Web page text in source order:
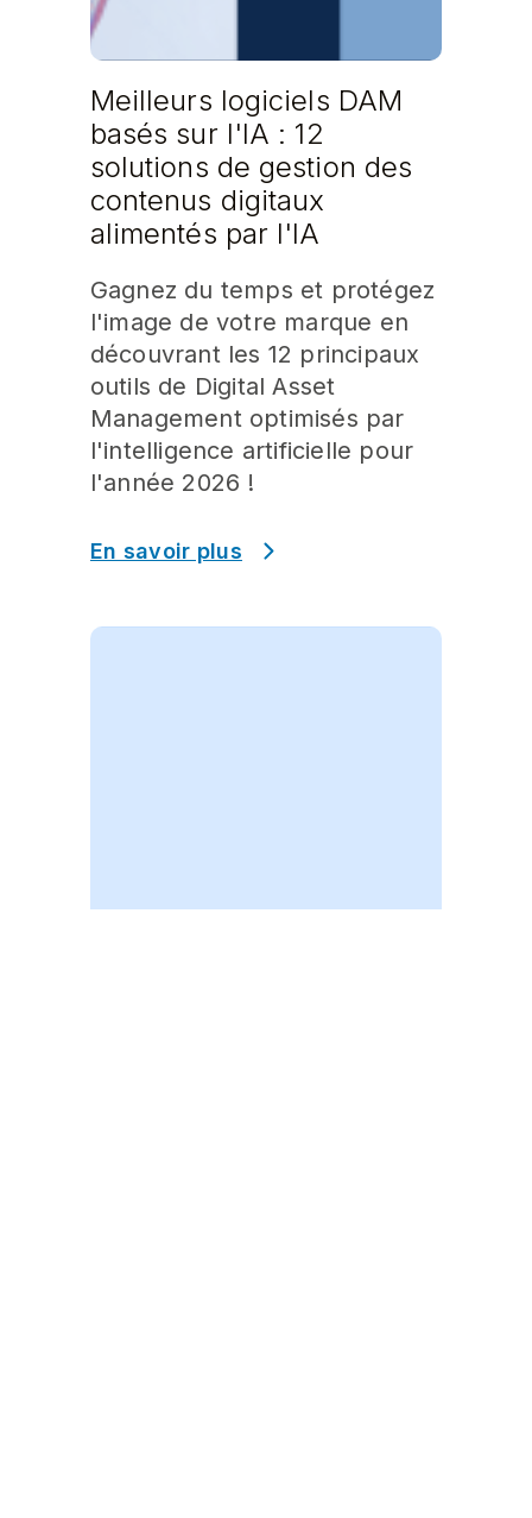
Meilleurs logiciels DAM
basés sur l'IA : 12
solutions de gestion des
contenus digitaux
alimentés par l'IA
Gagnez du temps et protégez
l'image de votre marque en
découvrant les 12 principaux
outils de Digital Asset
Management optimisés par
l'intelligence artificielle pour
l'année 2026 !
En savoir plus